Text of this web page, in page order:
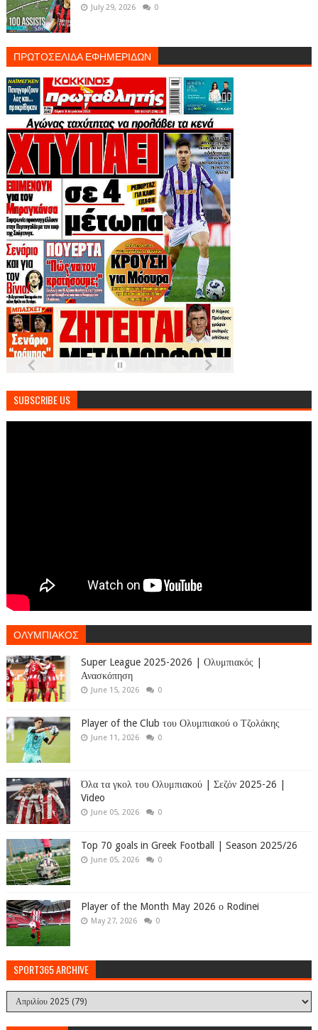
July 29, 2026 0
ΠΡΩΤΟΣΕΛΙΔΑ ΕΦΗΜΕΡΙΔΩΝ
SUBSCRIBE US
ΟΛΥΜΠΙΑΚΟΣ
Super League 2025-2026 | Ολυμπιακός |
Ανασκόπηση
June 15, 2026 0
Player of the Club του Ολυμπιακού ο Τζολάκης
June 11, 2026 0
Όλα τα γκολ του Ολυμπιακού | Σεζόν 2025-26 |
Video
June 05, 2026 0
Top 70 goals in Greek Football | Season 2025/26
June 05, 2026 0
Player of the Month May 2026 ο Rodinei
May 27, 2026 0
SPORT365 ARCHIVE